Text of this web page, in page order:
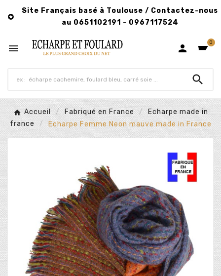

Site Français basé à Toulouse / Contactez-nous
au 0651102191 - 0967117524
  0

Accueil Fabriqué en France
Echarpe made in
france
Echarpe Femme Neon mauve made in France